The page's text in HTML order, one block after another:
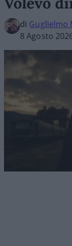
di Guglielmo
8 Agosto